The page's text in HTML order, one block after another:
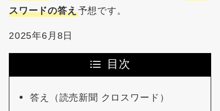
スワードの答え予想です。
2025年6月8日
目次
答え（読売新聞 クロスワード）